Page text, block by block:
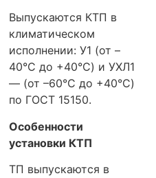
Выпускаются КТП в
климатическом
исполнении: У1 (от –
40°C до +40°C) и УХЛ1
— (от –60°C до +40°C)
по ГОСТ 15150.
Особенности
установки КТП
ТП выпускаются в